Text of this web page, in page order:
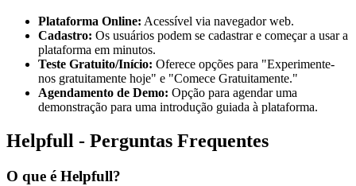
Plataforma Online: Acessível via navegador web.
Cadastro: Os usuários podem se cadastrar e começar a usar a
plataforma em minutos.
Teste Gratuito/Início: Oferece opções para "Experimente-
nos gratuitamente hoje" e "Comece Gratuitamente."
Agendamento de Demo: Opção para agendar uma
demonstração para uma introdução guiada à plataforma.
Helpfull - Perguntas Frequentes
O que é Helpfull?